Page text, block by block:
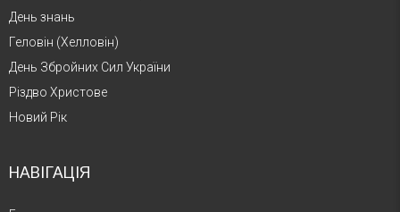
День знань
Геловін (Хелловін)
День Збройних Сил України
Різдво Христове
Новий Рік
НАВІГАЦІЯ